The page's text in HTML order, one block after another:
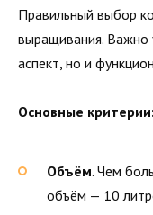
Правильный выбор
выращивания. Важно
аспект, но и
Основные критерии:
Объём. Чем
объём — 10